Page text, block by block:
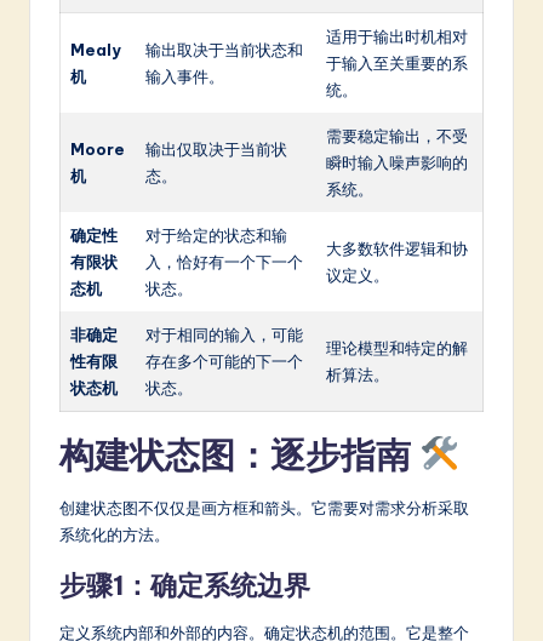
Mealy
机
输出取决于当前状态和
输入事件。
适用于输出时机相对
于输入至关重要的系
统。
Moore
机
输出仅取决于当前状
态。
需要稳定输出，不受
瞬时输入噪声影响的
系统。
确定性
有限状
态机
对于给定的状态和输
入，恰好有一个下一个
状态。
大多数软件逻辑和协
议定义。
非确定
性有限
状态机
对于相同的输入，可能
存在多个可能的下一个
状态。
理论模型和特定的解
析算法。
构建状态图：逐步指南
创建状态图不仅仅是画方框和箭头。它需要对需求分析采取
系统化的方法。
步骤1：确定系统边界
定义系统内部和外部的内容。确定状态机的范围。它是整个